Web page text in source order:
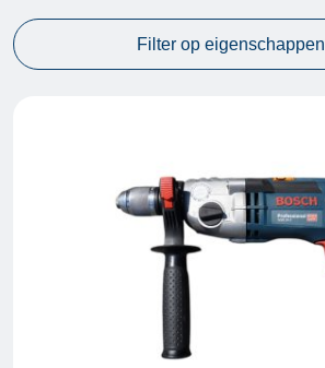
Filter op eigenschappen